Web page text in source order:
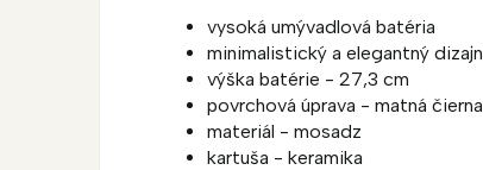
vysoká umývadlová batéria
minimalistický a elegantný dizajn
výška batérie - 27,3 cm
povrchová úprava - matná čierna
materiál - mosadz
kartuša - keramika